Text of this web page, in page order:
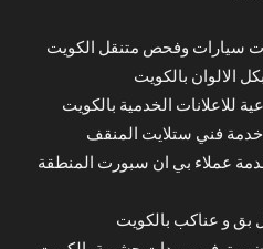
سيارات وفحص متنقل الكويت
الالوان بالكويت
للاعلانات الخدمية بالكويت
عملاء بي ان سبورت المنطقة
و عناكب بالكويت